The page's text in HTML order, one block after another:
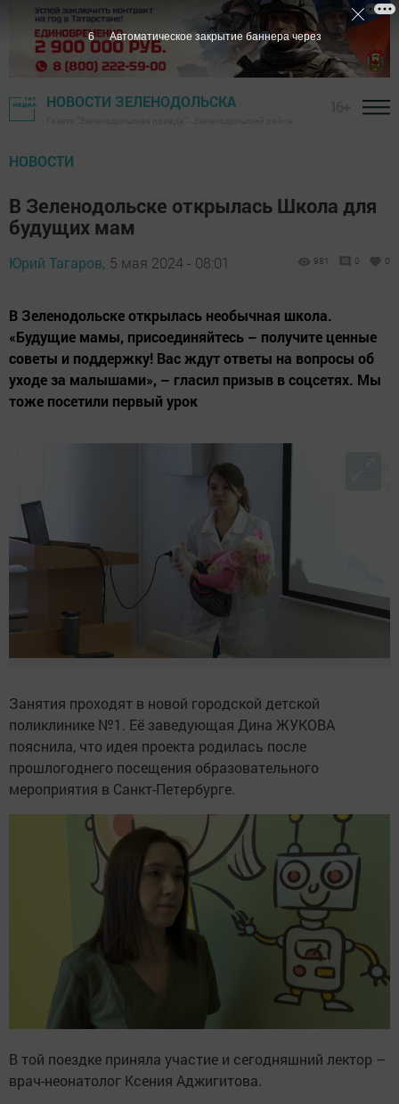
НОВОСТИ ЗЕЛЕНОДОЛЬСКА
НОВОСТИ
В Зеленодольске открылась Школа для
будущих мам
Юрий Тагаров, 5 мая 2024 - 08:01 981 0 0
В Зеленодольске открылась необычная школа.
«Будущие мамы, присоединяйтесь – получите ценные
советы и поддержку! Вас ждут ответы на вопросы об
уходе за малышами», – гласил призыв в соцсетях. Мы
тоже посетили первый урок
Занятия проходят в новой городской детской
поликлинике №1. Её заведующая Дина ЖУКОВА
пояснила, что идея проекта родилась после
прошлогоднего посещения образовательного
мероприятия в Санкт-Петербурге.
В той поездке приняла участие и сегодняшний лектор –
врач-неонатолог Ксения Аджигитова.
5 Автоматическое закрытие баннера через